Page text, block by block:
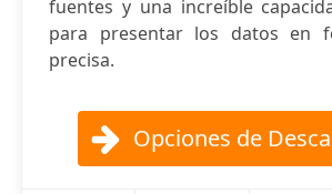
fuentes y una increíble
para presentar los datos en
precisa.
Opciones de